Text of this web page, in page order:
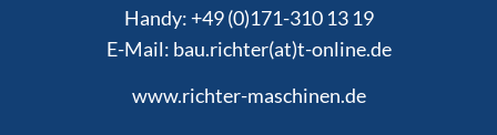
Handy: +49 (0)171-310 13 19
E-Mail: bau.richter(at)t-online.de
www.richter-maschinen.de